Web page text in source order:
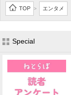
TOP > エンタメ
Special